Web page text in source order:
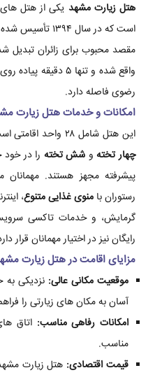
هتل زیارت مشهد یکی از هتل
است که در سال
مقصد محبوب برای زائران تبدیل
واقع شده و تنها ۵
رضوی فاصله دارد.
امکانات و خدمات هتل زیارت
این هتل شامل ۲۸ واحد اقامتی است که اتاق های
چهار تخته و شش تخته را در
پیشرفته مجهز هستند. مهمانان
رستوران با منوی غذایی متنوع،
گرمایش، و خدمات تاکسی
رایگان نیز در اختیار مهمانان قرار
مزایای اقامت در هتل زیارت
موقعیت مکانی عالی: نزدیکی
آسان به مکان های زیارتی را
امکانات رفاهی مناسب: اتاق
مناسب.
قیمت اقتصادی: هتل زیارت